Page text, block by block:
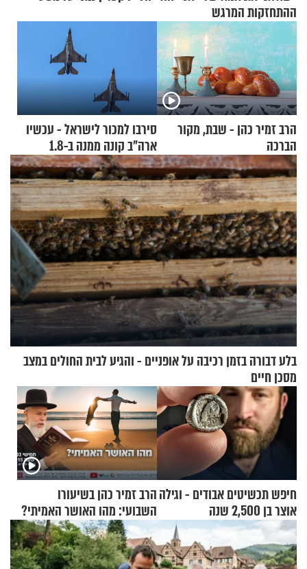
ההתחזקות המרגש
הרב זמיר כהן - שבת, מקור
הברכה
סירבו למכור לישראל - עכשיו
ארה"ב קונה ממנה ב-1.8
מיליארד דולר
בלע דבורה בזמן רכיבה על אופניים - והגיע לבית החולים במצב
מסכן חיים
חיפש תכשיטים אבודים - וגילה
אוצר בן 2,500 שנה
הרב זמיר כהן בשיעורו
השבועי: מהו האושר האמיתי?